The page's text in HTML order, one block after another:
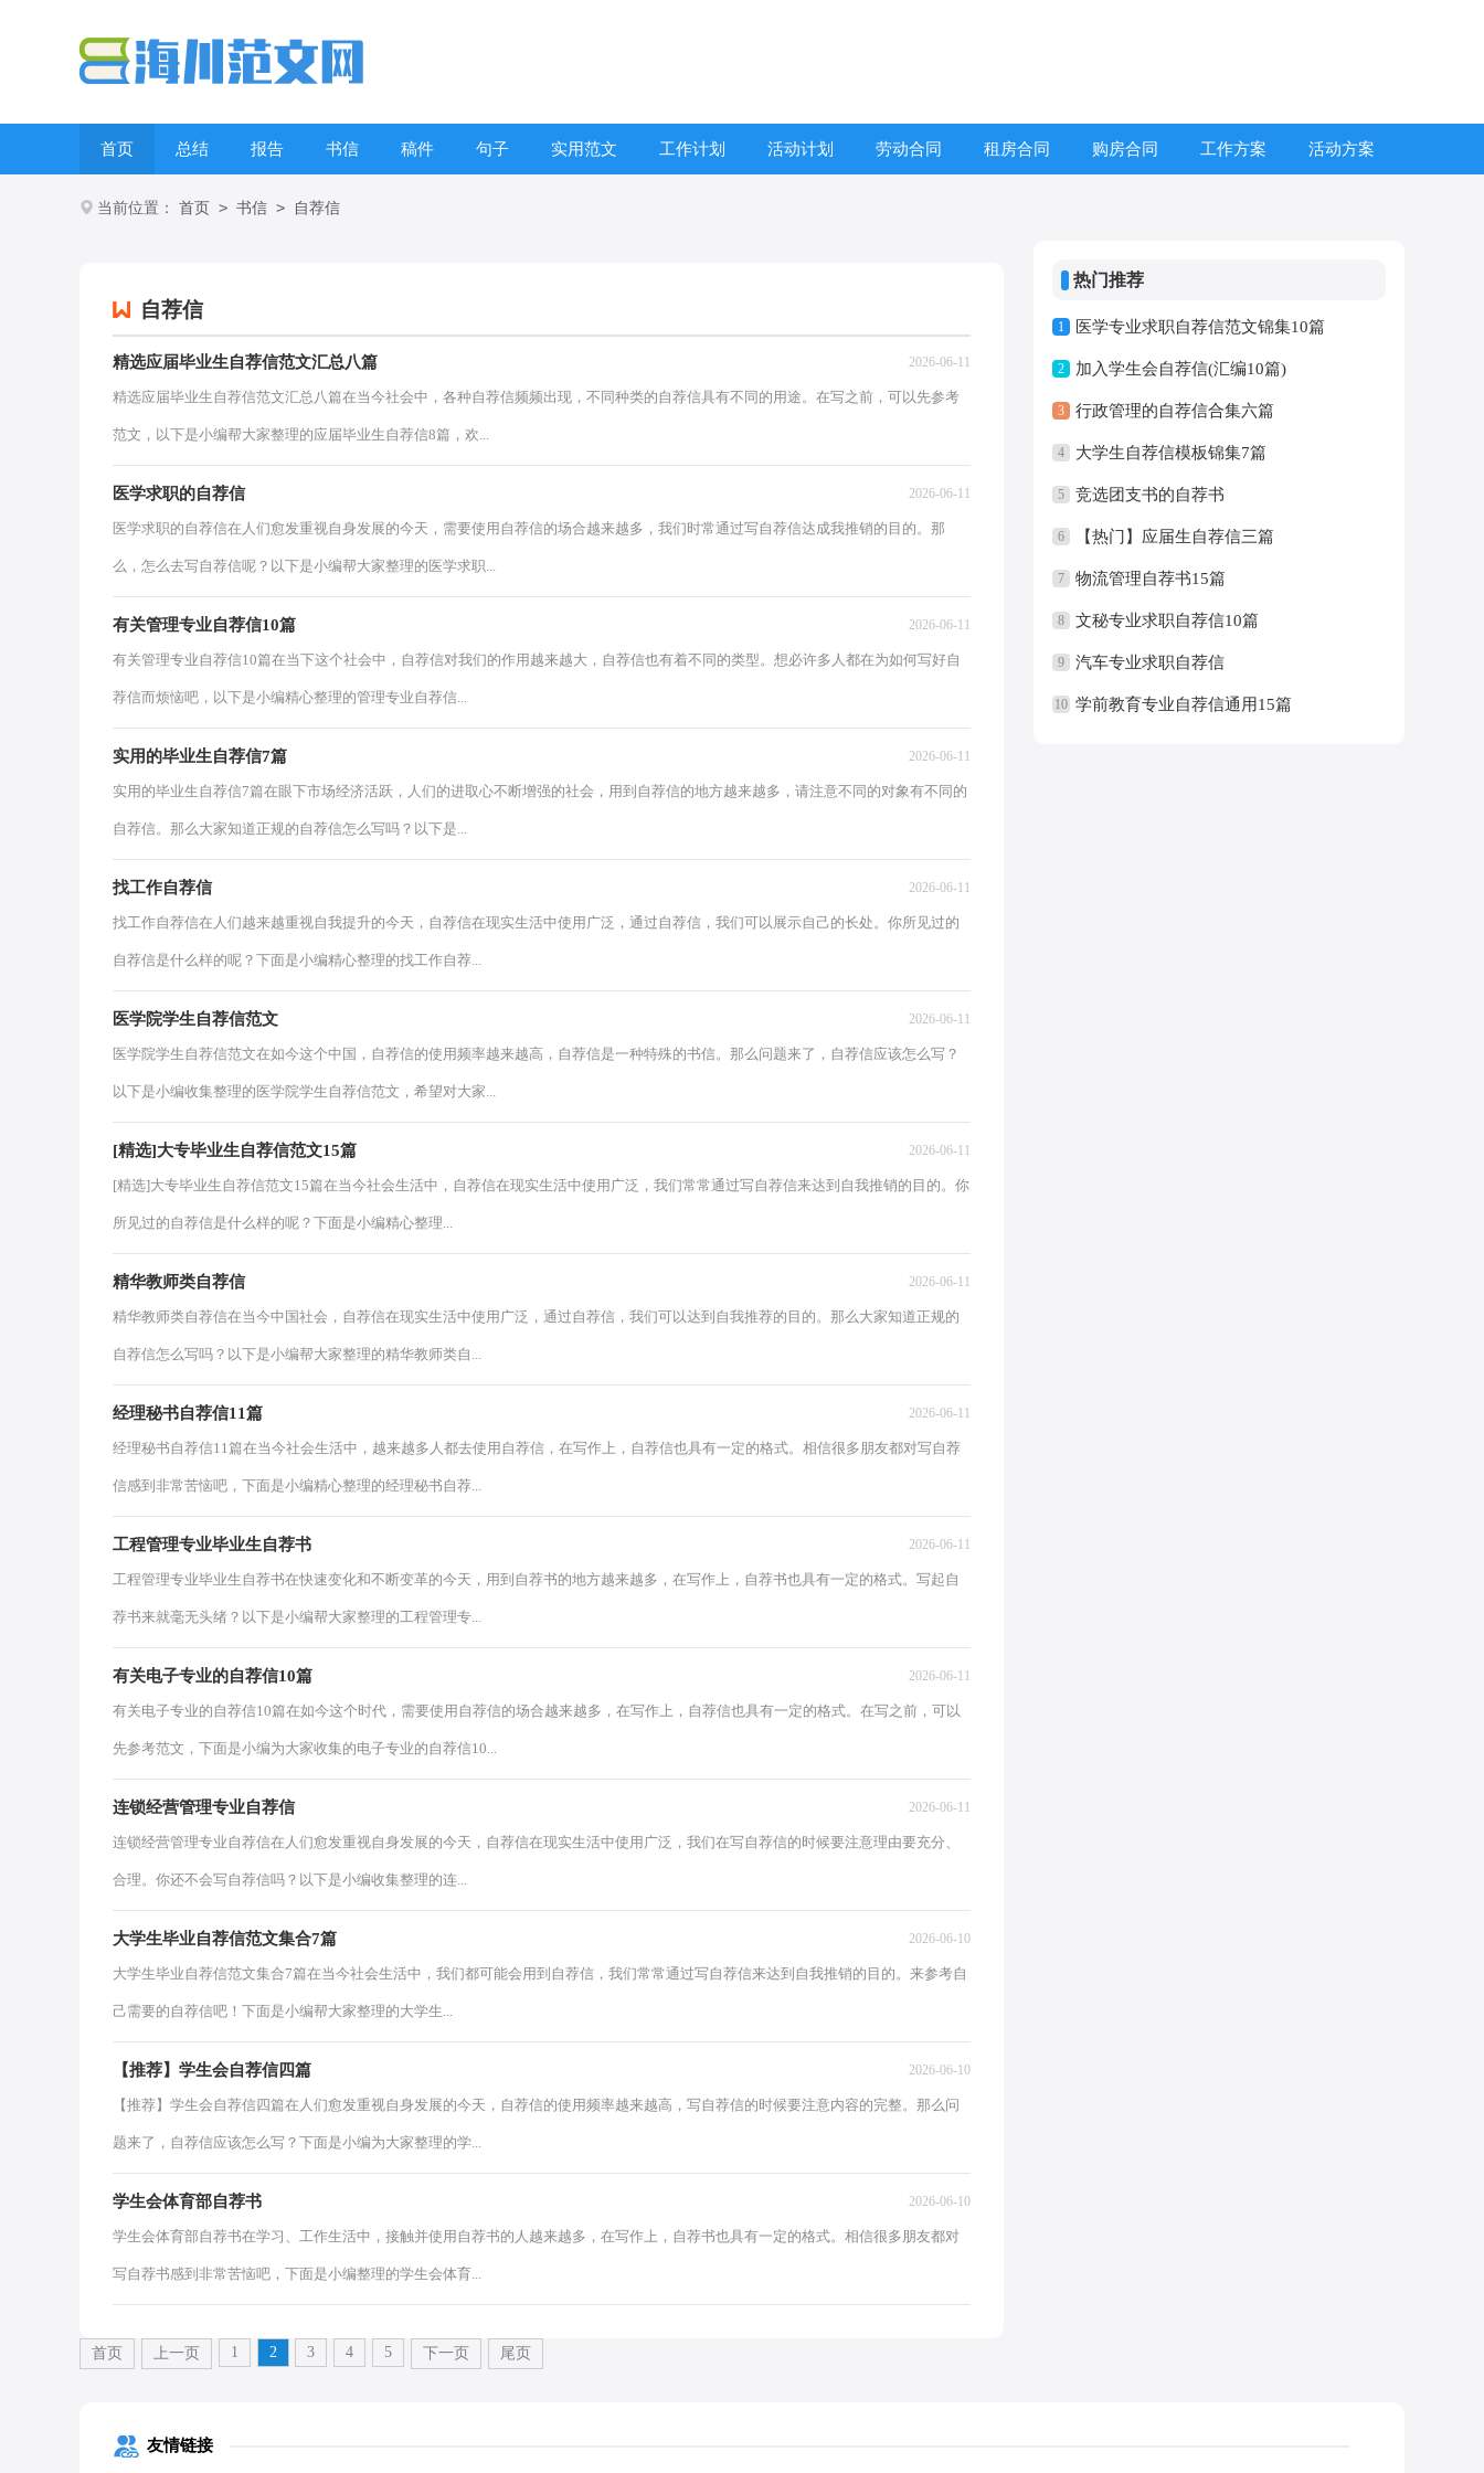
首页 总结 报告 书信 稿件 句子 实用范文 工作计划 活动计划 劳动合同 租房合同 购房合同 工作方案 活动方案
当前位置： 首页 > 书信 > 自荐信
自荐信
精选应届毕业生自荐信范文汇总八篇 2026-06-11
精选应届毕业生自荐信范文汇总八篇在当今社会中，各种自荐信频频出现，不同种类的自荐信具有不同的用途。在写之前，可以先参考
范文，以下是小编帮大家整理的应届毕业生自荐信8篇，欢...
医学求职的自荐信 2026-06-11
医学求职的自荐信在人们愈发重视自身发展的今天，需要使用自荐信的场合越来越多，我们时常通过写自荐信达成我推销的目的。那
么，怎么去写自荐信呢？以下是小编帮大家整理的医学求职...
有关管理专业自荐信10篇 2026-06-11
有关管理专业自荐信10篇在当下这个社会中，自荐信对我们的作用越来越大，自荐信也有着不同的类型。想必许多人都在为如何写好自
荐信而烦恼吧，以下是小编精心整理的管理专业自荐信...
实用的毕业生自荐信7篇 2026-06-11
实用的毕业生自荐信7篇在眼下市场经济活跃，人们的进取心不断增强的社会，用到自荐信的地方越来越多，请注意不同的对象有不同的
自荐信。那么大家知道正规的自荐信怎么写吗？以下是...
找工作自荐信 2026-06-11
找工作自荐信在人们越来越重视自我提升的今天，自荐信在现实生活中使用广泛，通过自荐信，我们可以展示自己的长处。你所见过的
自荐信是什么样的呢？下面是小编精心整理的找工作自荐...
医学院学生自荐信范文 2026-06-11
医学院学生自荐信范文在如今这个中国，自荐信的使用频率越来越高，自荐信是一种特殊的书信。那么问题来了，自荐信应该怎么写？
以下是小编收集整理的医学院学生自荐信范文，希望对大家...
[精选]大专毕业生自荐信范文15篇 2026-06-11
[精选]大专毕业生自荐信范文15篇在当今社会生活中，自荐信在现实生活中使用广泛，我们常常通过写自荐信来达到自我推销的目的。你
所见过的自荐信是什么样的呢？下面是小编精心整理...
精华教师类自荐信 2026-06-11
精华教师类自荐信在当今中国社会，自荐信在现实生活中使用广泛，通过自荐信，我们可以达到自我推荐的目的。那么大家知道正规的
自荐信怎么写吗？以下是小编帮大家整理的精华教师类自...
经理秘书自荐信11篇 2026-06-11
经理秘书自荐信11篇在当今社会生活中，越来越多人都去使用自荐信，在写作上，自荐信也具有一定的格式。相信很多朋友都对写自荐
信感到非常苦恼吧，下面是小编精心整理的经理秘书自荐...
工程管理专业毕业生自荐书 2026-06-11
工程管理专业毕业生自荐书在快速变化和不断变革的今天，用到自荐书的地方越来越多，在写作上，自荐书也具有一定的格式。写起自
荐书来就毫无头绪？以下是小编帮大家整理的工程管理专...
有关电子专业的自荐信10篇 2026-06-11
有关电子专业的自荐信10篇在如今这个时代，需要使用自荐信的场合越来越多，在写作上，自荐信也具有一定的格式。在写之前，可以
先参考范文，下面是小编为大家收集的电子专业的自荐信10...
连锁经营管理专业自荐信 2026-06-11
连锁经营管理专业自荐信在人们愈发重视自身发展的今天，自荐信在现实生活中使用广泛，我们在写自荐信的时候要注意理由要充分、
合理。你还不会写自荐信吗？以下是小编收集整理的连...
大学生毕业自荐信范文集合7篇 2026-06-10
大学生毕业自荐信范文集合7篇在当今社会生活中，我们都可能会用到自荐信，我们常常通过写自荐信来达到自我推销的目的。来参考自
己需要的自荐信吧！下面是小编帮大家整理的大学生...
【推荐】学生会自荐信四篇 2026-06-10
【推荐】学生会自荐信四篇在人们愈发重视自身发展的今天，自荐信的使用频率越来越高，写自荐信的时候要注意内容的完整。那么问
题来了，自荐信应该怎么写？下面是小编为大家整理的学...
学生会体育部自荐书 2026-06-10
学生会体育部自荐书在学习、工作生活中，接触并使用自荐书的人越来越多，在写作上，自荐书也具有一定的格式。相信很多朋友都对
写自荐书感到非常苦恼吧，下面是小编整理的学生会体育...
首页 上一页 1 2 3 4 5 下一页 尾页
热门推荐
1 医学专业求职自荐信范文锦集10篇
2 加入学生会自荐信(汇编10篇)
3 行政管理的自荐信合集六篇
4 大学生自荐信模板锦集7篇
5 竞选团支书的自荐书
6 【热门】应届生自荐信三篇
7 物流管理自荐书15篇
8 文秘专业求职自荐信10篇
9 汽车专业求职自荐信
10 学前教育专业自荐信通用15篇
友情链接